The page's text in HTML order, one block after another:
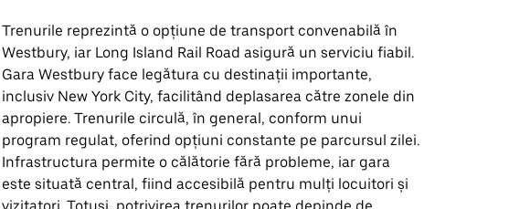
Trenurile reprezintă o opțiune de transport convenabilă în
Westbury, iar Long Island Rail Road asigură un serviciu fiabil.
Gara Westbury face legătura cu destinații importante,
inclusiv New York City, facilitând deplasarea către zonele din
apropiere. Trenurile circulă, în general, conform unui
program regulat, oferind opțiuni constante pe parcursul zilei.
Infrastructura permite o călătorie fără probleme, iar gara
este situată central, fiind accesibilă pentru mulți locuitori și